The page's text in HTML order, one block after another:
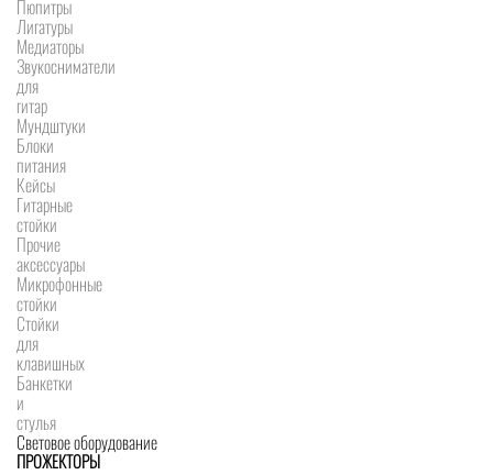
Пюпитры
Лигатуры
Медиаторы
Звукосниматели
для
гитар
Мундштуки
Блоки
питания
Кейсы
Гитарные
стойки
Прочие
аксессуары
Микрофонные
стойки
Стойки
для
клавишных
Банкетки
и
стулья
Световое оборудование
ПРОЖЕКТОРЫ